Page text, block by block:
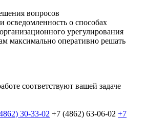
вопросов
о способах
урегулирования
максимально оперативно решать
соответствуют вашей задаче
30-33-02 +7 (4862) 63-06-02 +7